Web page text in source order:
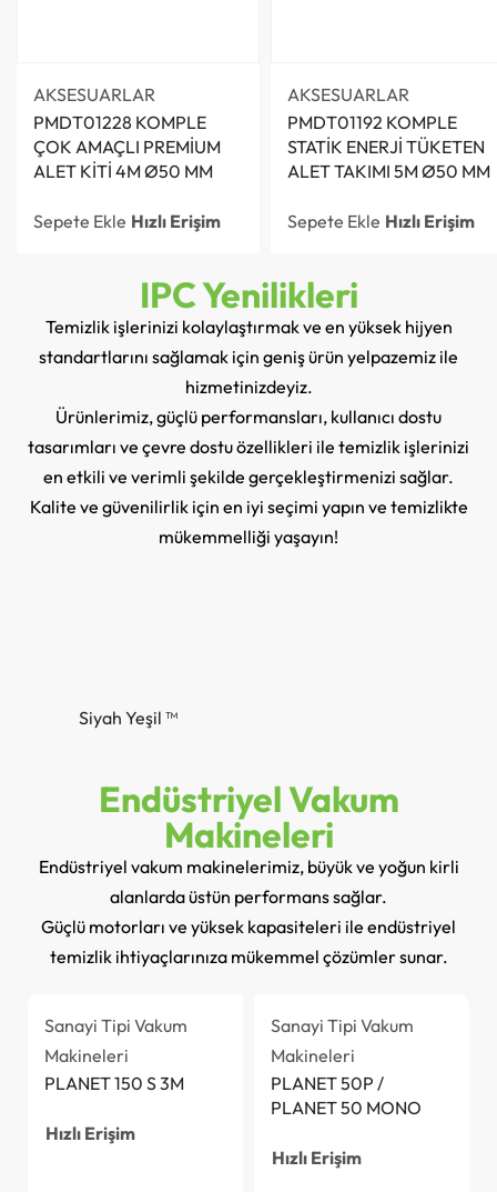
AKSESUARLAR
PMDT01228 KOMPLE
ÇOK AMAÇLI PREMİUM
ALET KİTİ 4M Ø50 MM
Sepete Ekle Hızlı Erişim
AKSESUARLAR
PMDT01192 KOMPLE
STATİK ENERJİ TÜKETEN
ALET TAKIMI 5M Ø50 MM
Sepete Ekle Hızlı Erişim
IPC Yenilikleri
Temizlik işlerinizi kolaylaştırmak ve en yüksek hijyen
standartlarını sağlamak için geniş ürün yelpazemiz ile
hizmetinizdeyiz.
Ürünlerimiz, güçlü performansları, kullanıcı dostu
tasarımları ve çevre dostu özellikleri ile temizlik işlerinizi
en etkili ve verimli şekilde gerçekleştirmenizi sağlar.
Kalite ve güvenilirlik için en iyi seçimi yapın ve temizlikte
mükemmelliği yaşayın!
Siyah Yeşil ™
Endüstriyel Vakum
Makineleri
Endüstriyel vakum makinelerimiz, büyük ve yoğun kirli
alanlarda üstün performans sağlar.
Güçlü motorları ve yüksek kapasiteleri ile endüstriyel
temizlik ihtiyaçlarınıza mükemmel çözümler sunar.
Sanayi Tipi Vakum
Makineleri
PLANET 150 S 3M
Hızlı Erişim
Sanayi Tipi Vakum
Makineleri
PLANET 50P /
PLANET 50 MONO
Hızlı Erişim